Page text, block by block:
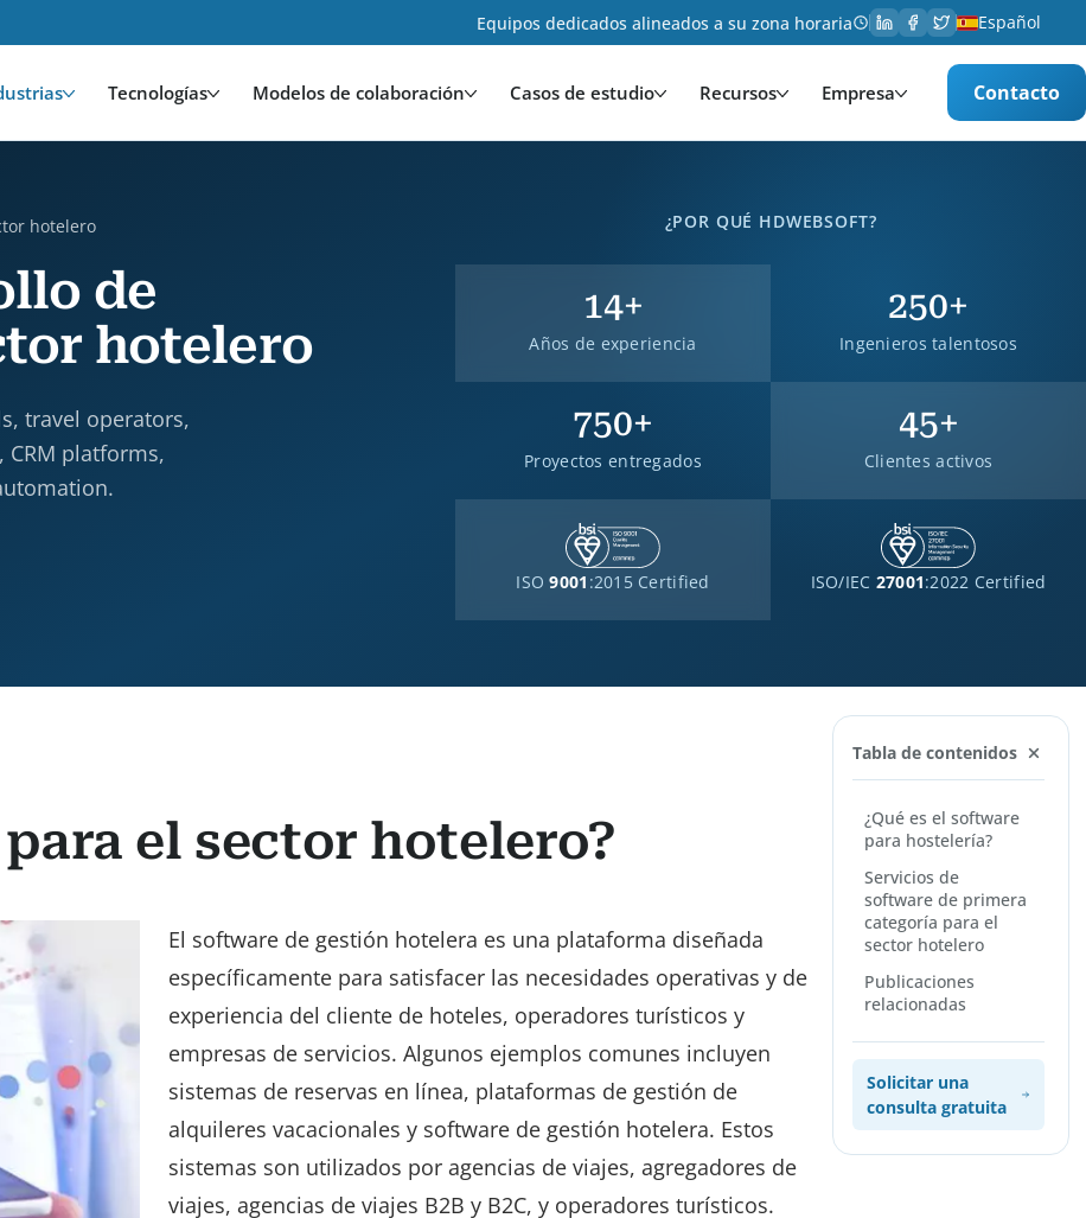
Equipos dedicados alineados a su zona horaria Español
Tecnologías Modelos de colaboración Casos de estudio Recursos Empresa Contacto
hotelero
de
hotelero
travel operators,
CRM platforms,
¿POR QUÉ HDWEBSOFT?
14+
Años de experiencia
250+
Ingenieros talentosos
750+
Proyectos entregados
45+
Clientes activos
ISO9001 :2015 Certified ISO/IEC 27001:2022 Certified
el sector hotelero?
El software de gestión hotelera es una plataforma diseñada
específicamente para satisfacer las necesidades operativas y de
experiencia del cliente de hoteles, operadores turísticos y
empresas de servicios. Algunos ejemplos comunes incluyen
sistemas de reservas en línea, plataformas de gestión de
alquileres vacacionales y software de gestión hotelera. Estos
sistemas son utilizados por agencias de viajes, agregadores de
viajes, agencias de viajes B2B y B2C, y operadores turísticos.
Tabla de contenidos
¿Qué es el software
para hostelería?
Servicios de
software de primera
categoría para el
sector hotelero
Publicaciones
relacionadas
Solicitar una
consulta gratuita